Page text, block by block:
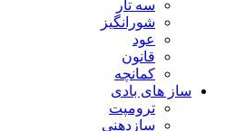
سه تار
شورانگیز
عود
قانون
کمانچه
ساز های بادی
ترومپت
سازدهنی